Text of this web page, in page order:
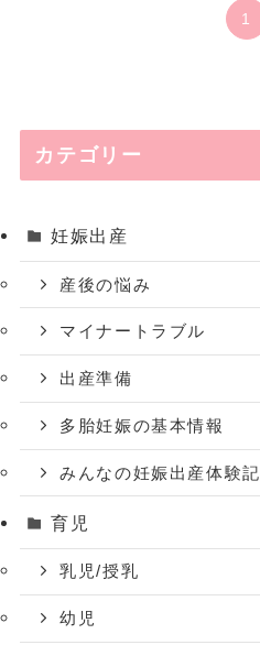
1
カテゴリー
妊娠出産
産後の悩み
マイナートラブル
出産準備
多胎妊娠の基本情報
みんなの妊娠出産体験記
育児
乳児/授乳
幼児